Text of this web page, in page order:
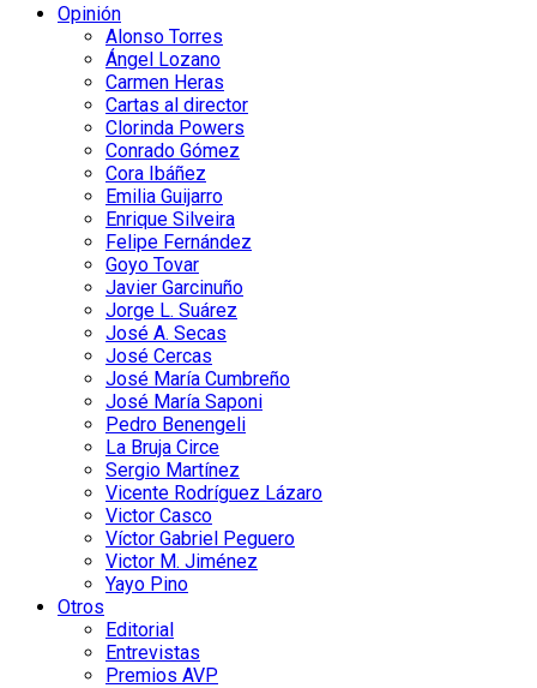
Opinión
Alonso Torres
Ángel Lozano
Carmen Heras
Cartas al director
Clorinda Powers
Conrado Gómez
Cora Ibáñez
Emilia Guijarro
Enrique Silveira
Felipe Fernández
Goyo Tovar
Javier Garcinuño
Jorge L. Suárez
José A. Secas
José Cercas
José María Cumbreño
José María Saponi
Pedro Benengeli
La Bruja Circe
Sergio Martínez
Vicente Rodríguez Lázaro
Victor Casco
Víctor Gabriel Peguero
Victor M. Jiménez
Yayo Pino
Otros
Editorial
Entrevistas
Premios AVP